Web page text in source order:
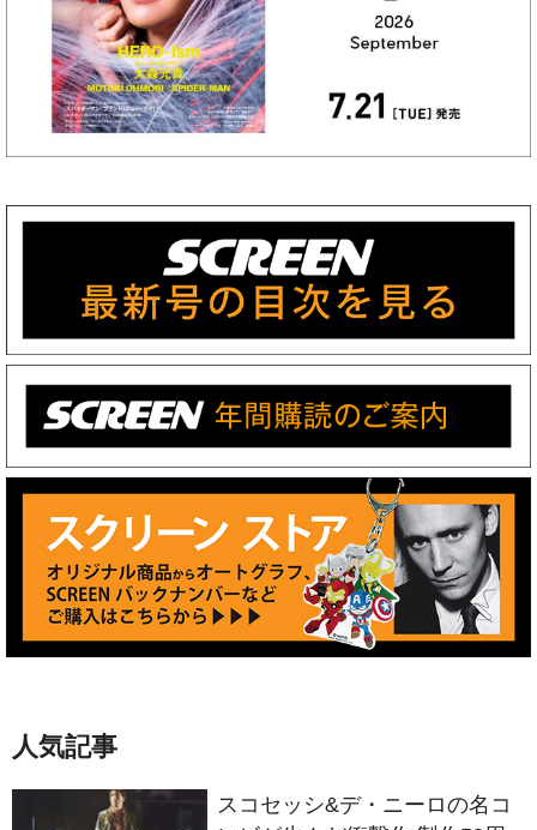
人気記事
スコセッシ&デ・ニーロの名コ